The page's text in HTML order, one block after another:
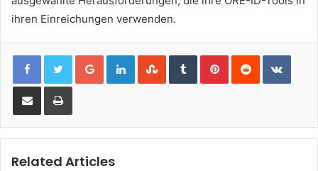
ihren Einreichungen verwenden.
Google+LinkedInStumbleUpon
TumblrPinterestReddit
Share via Email Print
Related Articles